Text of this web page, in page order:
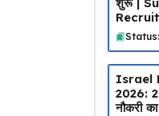
Israel
2026:
नौकरी